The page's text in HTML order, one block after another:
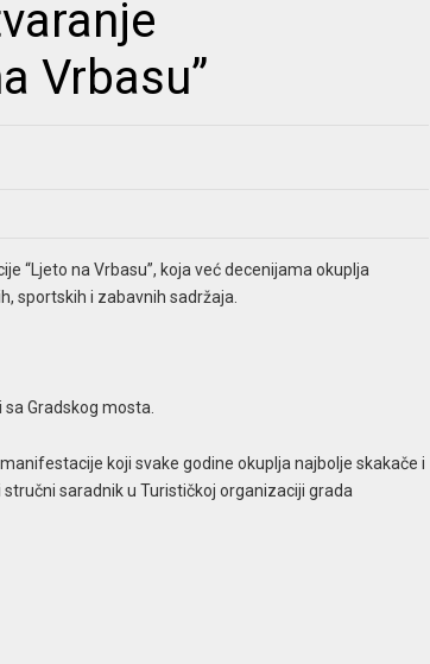
Vrbasu”
“Ljeto na Vrbasu”, koja već decenijama okuplja
sportskih i zabavnih sadržaja.
Gradskog mosta.
koji svake godine okuplja najbolje skakače i
saradnik u Turističkoj organizaciji grada